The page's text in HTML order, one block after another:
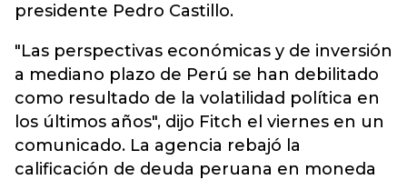
presidente Pedro Castillo.
"Las perspectivas económicas y de inversión
a mediano plazo de Perú se han debilitado
como resultado de la volatilidad política en
los últimos años", dijo Fitch el viernes en un
comunicado. La agencia rebajó la
calificación de deuda peruana en moneda